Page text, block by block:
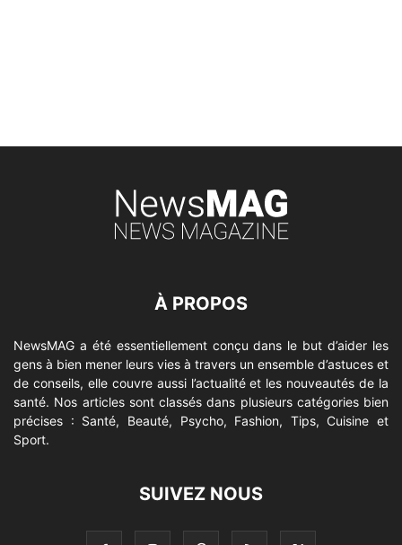
À PROPOS
NewsMAG a été essentiellement conçu dans le but d’aider les
gens à bien mener leurs vies à travers un ensemble d’astuces et
de conseils, elle couvre aussi l’actualité et les nouveautés de la
santé. Nos articles sont classés dans plusieurs catégories bien
précises : Santé, Beauté, Psycho, Fashion, Tips, Cuisine et
Sport.
SUIVEZ NOUS